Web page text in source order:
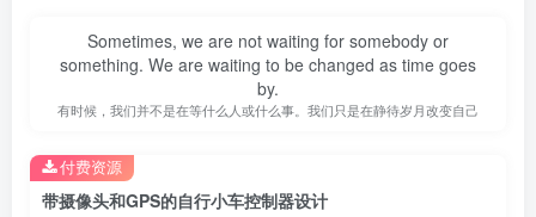
Sometimes, we are not waiting for somebody or
something. We are waiting to be changed as time goes
by.
有时候，我们并不是在等什么人或什么事。我们只是在静待岁月改变自己
带摄像头和GPS的自行小车控制器设计
付费资源